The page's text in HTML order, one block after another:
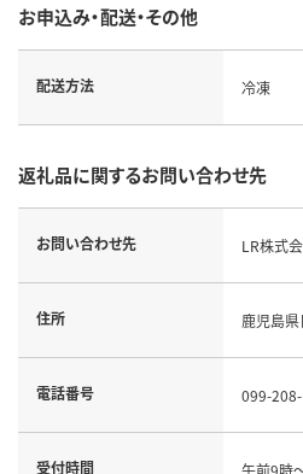
お申込み・配送・その他
配送方法 冷凍
返礼品に関するお問い合わせ先
お問い合わせ先 LR株式
住所 鹿児島
電話番号 099-
受付時間 午前9時～